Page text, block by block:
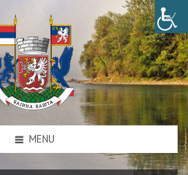
MENU